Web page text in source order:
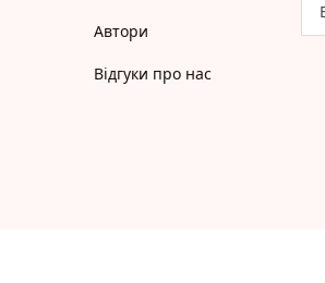
Автори
Відгуки про нас